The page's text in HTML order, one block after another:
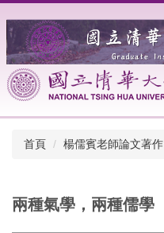
到
主
要
內
容
首頁 楊儒賓老師論文著作
兩種氣學，兩種儒學